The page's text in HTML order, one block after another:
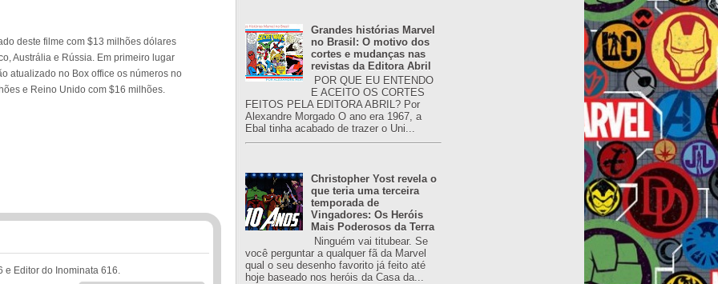
deste filme com $13 milhões dólares
Austrália e Rússia. Em primeiro lugar
atualizado no Box office os números no
e Reino Unido com $16 milhões.
e Editor do Inominata 616.
Grandes histórias Marvel
no Brasil: O motivo dos
cortes e mudanças nas
revistas da Editora Abril
POR QUE EU ENTENDO
E ACEITO OS CORTES
FEITOS PELA EDITORA ABRIL? Por
Alexandre Morgado O ano era 1967, a
Ebal tinha acabado de trazer o Uni...
Christopher Yost revela o
que teria uma terceira
temporada de
Vingadores: Os Heróis
Mais Poderosos da Terra
Ninguém vai titubear. Se
você perguntar a qualquer fã da Marvel
qual o seu desenho favorito já feito até
hoje baseado nos heróis da Casa da...